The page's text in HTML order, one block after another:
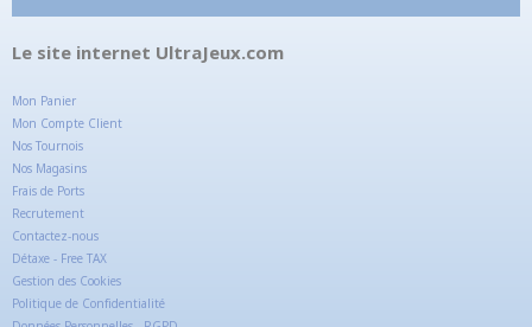
Le site internet UltraJeux.com
Mon Panier
Mon Compte Client
Nos Tournois
Nos Magasins
Frais de Ports
Recrutement
Contactez-nous
Détaxe - Free TAX
Gestion des Cookies
Politique de Confidentialité